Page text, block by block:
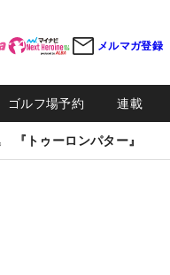
メルマガ登録
ゴルフ場予約 連載
『トゥーロンパター』